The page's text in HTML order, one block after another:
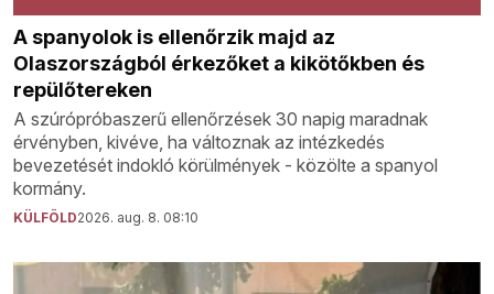
A spanyolok is ellenőrzik majd az
Olaszországból érkezőket a kikötőkben és
repülőtereken
A szúrópróbaszerű ellenőrzések 30 napig maradnak
érvényben, kivéve, ha változnak az intézkedés
bevezetését indokló körülmények - közölte a spanyol
kormány.
KÜLFÖLD2026. aug. 8. 08:10